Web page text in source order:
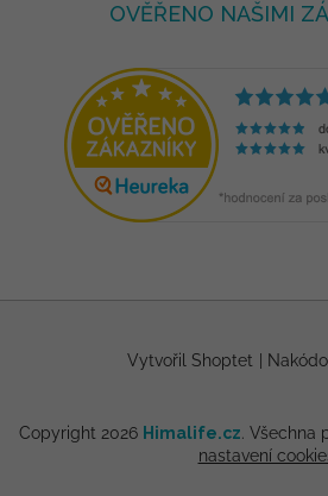
OVĚŘENO NAŠIMI
Vytvořil Shoptet
Copyright 2026 Himalife.cz. Všechna
nastavení